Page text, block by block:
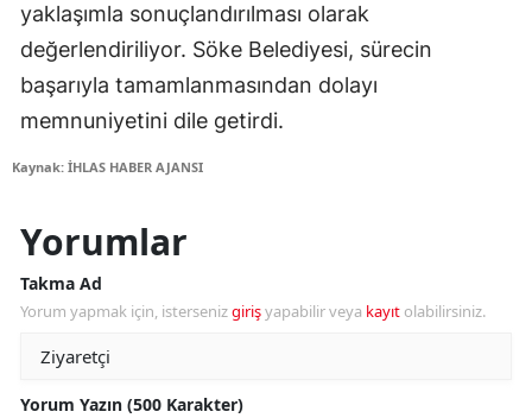
yaklaşımla sonuçlandırılması olarak
değerlendiriliyor. Söke Belediyesi, sürecin
başarıyla tamamlanmasından dolayı
memnuniyetini dile getirdi.
Kaynak: İHLAS HABER AJANSI
Yorumlar
Takma Ad
Yorum yapmak için, istersenizgirişyapabilir veya kayıt olabilirsiniz.
Yorum Yazın (500 Karakter)